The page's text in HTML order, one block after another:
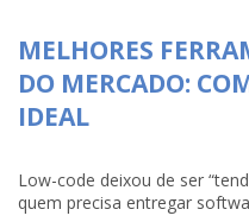
MELHORES
DO MERCADO:
IDEAL
Low-code deixou de ser
quem precisa entregar